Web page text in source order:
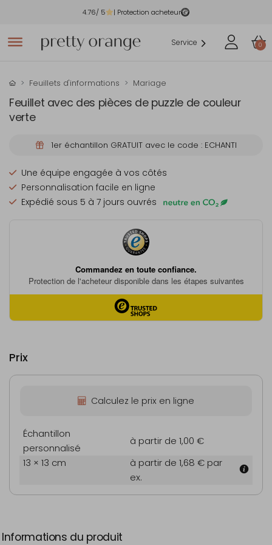
4.76/ 5 | Protection acheteur
Service 0
Feuillets d'informations Mariage
Feuillet avec des pièces de puzzle de couleur
verte
1er échantillon GRATUIT avec le code : ECHANTI
Une équipe engagée à vos côtés
Personnalisation facile en ligne
Expédié sous 5 à 7 jours ouvrés
Prix
Calculez le prix en ligne
Échantillon
personnalisé
à partir de 1,00 €
13 × 13 cm
à partir de 1,68 € par
ex.
Informations du produit